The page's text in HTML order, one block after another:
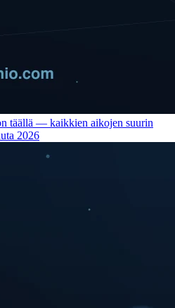
täällä — kaikkien aikojen suurin
2026